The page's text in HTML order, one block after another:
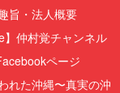
旨・法人概要
】仲村覚チャンネル
ページ
れた沖縄〜真実の沖